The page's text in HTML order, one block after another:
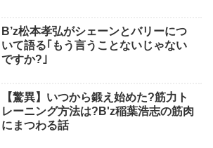
B’z松本孝弘がシェーンとバリーにつ
いて語る｢もう言うことないじゃない
ですか?｣
【驚異】いつから鍛え始めた?筋力ト
レーニング方法は?B'z稲葉浩志の筋肉
にまつわる話